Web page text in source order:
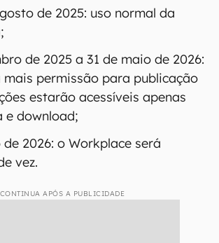
de 2025: uso normal da
de 2025 a 31 de maio de 2026:
mais permissão para publicação
estarão acessíveis apenas
e download;
de 2026: o Workplace será
vez.
CONTINUA APÓS A PUBLICIDADE